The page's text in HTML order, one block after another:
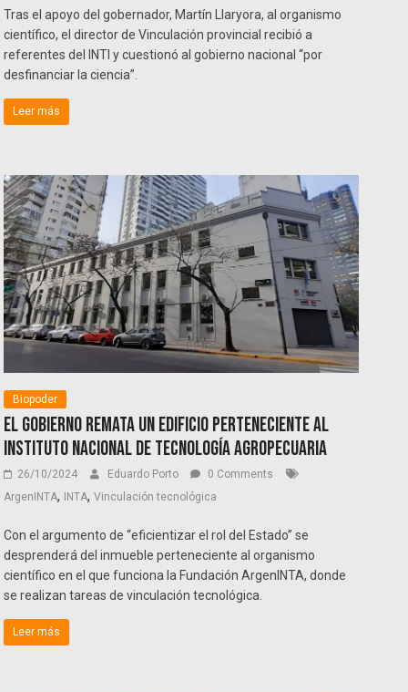
Tras el apoyo del gobernador, Martín Llaryora, al organismo
científico, el director de Vinculación provincial recibió a
referentes del INTI y cuestionó al gobierno nacional “por
desfinanciar la ciencia”.
Leer más
Biopoder
El Gobierno remata un edificio perteneciente al
Instituto Nacional de Tecnología Agropecuaria
26/10/2024 Eduardo Porto
0 Comments
ArgenINTA, INTA,Vinculación tecnológica
Con el argumento de “eficientizar el rol del Estado” se
desprenderá del inmueble perteneciente al organismo
científico en el que funciona la Fundación ArgenINTA, donde
se realizan tareas de vinculación tecnológica.
Leer más